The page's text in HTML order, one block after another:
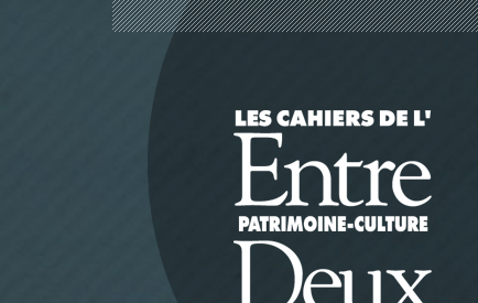
Panneau de gestion des cookies